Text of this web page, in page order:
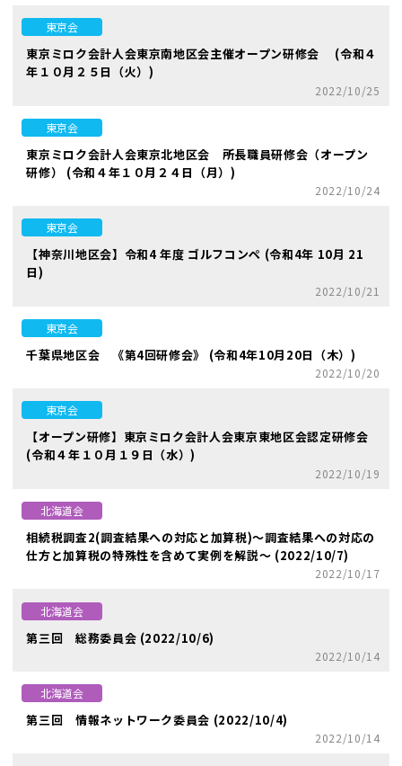
東京会
東京ミロク会計人会東京南地区会主催オープン研修会 (令和４
年１０月２５日（火）)
2022/10/25
東京会
東京ミロク会計人会東京北地区会 所長職員研修会（オープン
研修） (令和４年１０月２４日（月）)
2022/10/24
東京会
【神奈川地区会】令和4 年度 ゴルフコンペ (令和4年 10月 21
日)
2022/10/21
東京会
千葉県地区会 《第4回研修会》 (令和4年10月20日（木）)
2022/10/20
東京会
【オープン研修】東京ミロク会計人会東京東地区会認定研修会
(令和４年１０月１９日（水）)
2022/10/19
北海道会
相続税調査2(調査結果への対応と加算税)～調査結果への対応の
仕方と加算税の特殊性を含めて実例を解説～ (2022/10/7)
2022/10/17
北海道会
第三回 総務委員会 (2022/10/6)
2022/10/14
北海道会
第三回 情報ネットワーク委員会 (2022/10/4)
2022/10/14